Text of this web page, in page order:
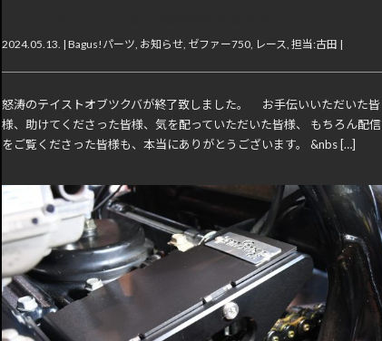
2024.05.13. | Bagus!パーツ お知らせ ゼファー750 レース 担当:古田 |
怒涛のテイストオブツクバが終了致しました。 お手伝いいただいた皆
様、助けてくださった皆様、気を配っていただいた皆様、 もちろん配信
をご覧くださった皆様も、本当にありがとうございます。 &nbs […]